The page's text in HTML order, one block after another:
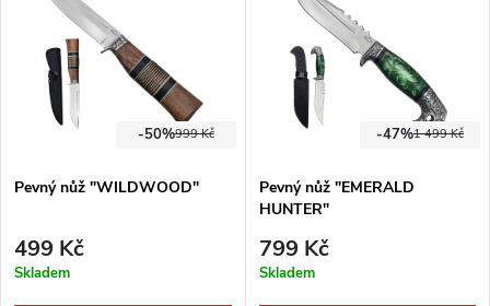
999 Kč
-50%
Pevný nůž "WILDWOOD"
499 Kč
Skladem
1 499 Kč
-47%
Pevný nůž "EMERALD
HUNTER"
799 Kč
Skladem